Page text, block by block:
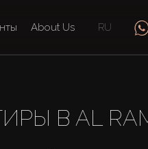
About Us RU
В AL